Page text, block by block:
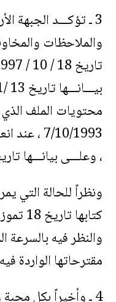
3 ـ تؤكـــد الجبهة
والملاحظات
محتويات الملف الذي
7/10/1993
، وعلـــى بيانـــها تاريخ 27 /3/
ونظراً للحالة التي
والنظر فيه بالسرعة
مقترحاتها الواردة